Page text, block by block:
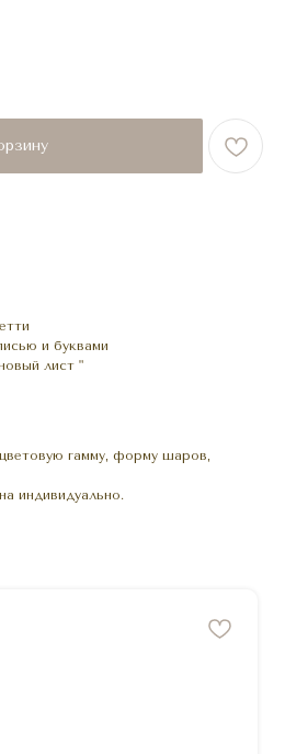
и буквами
лист "
гамму, форму шаров,
индивидуально.